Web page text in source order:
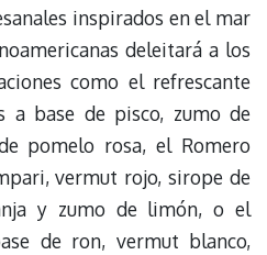
inspirados en el mar
deleitará a los
como el refrescante
a base de pisco, zumo de
pomelo rosa, el Romero
vermut rojo, sirope de
y zumo de limón, o el
de ron, vermut blanco,